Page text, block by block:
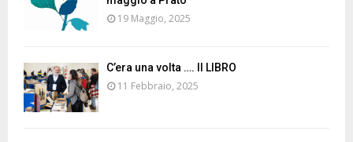
19 Maggio, 2025
C’era una volta …. Il LIBRO
11 Febbraio, 2025